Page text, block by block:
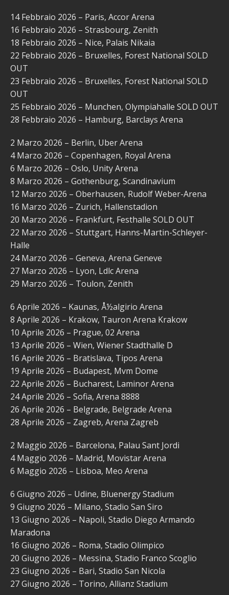
14 Febbraio 2026 – Paris, Accor Arena
16 Febbraio 2026 – Strasbourg, Zenith
18 Febbraio 2026 – Nice, Palais Nikaia
22 Febbraio 2026 – Bruxelles, Forest National SOLD
OUT
23 Febbraio 2026 – Bruxelles, Forest National SOLD
OUT
25 Febbraio 2026 – Munchen, Olympiahalle SOLD OUT
28 Febbraio 2026 – Hamburg, Barclays Arena
2 Marzo 2026 – Berlin, Uber Arena
4 Marzo 2026 – Copenhagen, Royal Arena
6 Marzo 2026 – Oslo, Unity Arena
8 Marzo 2026 – Gothenburg, Scandinavium
12 Marzo 2026 – Oberhausen, Rudolf Weber-Arena
16 Marzo 2026 – Zurich, Hallenstadion
20 Marzo 2026 – Frankfurt, Festhalle SOLD OUT
22 Marzo 2026 – Stuttgart, Hanns-Martin-Schleyer-
Halle
24 Marzo 2026 – Geneva, Arena Geneve
27 Marzo 2026 – Lyon, Ldlc Arena
29 Marzo 2026 – Toulon, Zenith
6 Aprile 2026 – Kaunas, Å½algirio Arena
8 Aprile 2026 – Krakow, Tauron Arena Krakow
10 Aprile 2026 – Prague, 02 Arena
13 Aprile 2026 – Wien, Wiener Stadthalle D
16 Aprile 2026 – Bratislava, Tipos Arena
19 Aprile 2026 – Budapest, Mvm Dome
22 Aprile 2026 – Bucharest, Laminor Arena
24 Aprile 2026 – Sofia, Arena 8888
26 Aprile 2026 – Belgrade, Belgrade Arena
28 Aprile 2026 – Zagreb, Arena Zagreb
2 Maggio 2026 – Barcelona, Palau Sant Jordi
4 Maggio 2026 – Madrid, Movistar Arena
6 Maggio 2026 – Lisboa, Meo Arena
6 Giugno 2026 – Udine, Bluenergy Stadium
9 Giugno 2026 – Milano, Stadio San Siro
13 Giugno 2026 – Napoli, Stadio Diego Armando
Maradona
16 Giugno 2026 – Roma, Stadio Olimpico
20 Giugno 2026 – Messina, Stadio Franco Scoglio
23 Giugno 2026 – Bari, Stadio San Nicola
27 Giugno 2026 – Torino, Allianz Stadium